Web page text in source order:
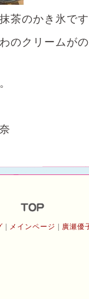
茶のかき氷で
のクリームが
メインページ 廣瀬優